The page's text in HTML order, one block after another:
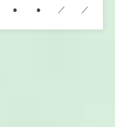
● ● ／ ／